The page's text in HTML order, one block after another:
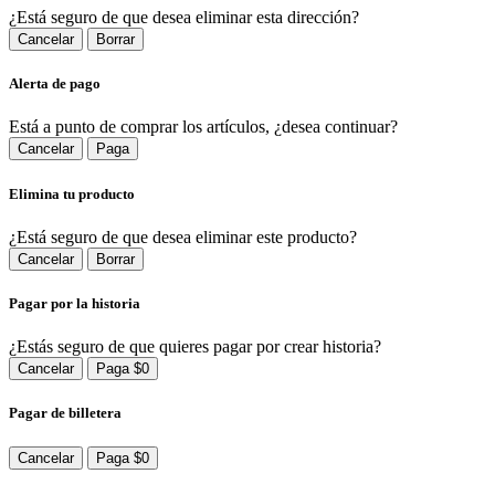
¿Está seguro de que desea eliminar esta dirección?
Cancelar Borrar
Alerta de pago
Está a punto de comprar los artículos, ¿desea continuar?
Cancelar Paga
Elimina tu producto
¿Está seguro de que desea eliminar este producto?
Cancelar Borrar
Pagar por la historia
¿Estás seguro de que quieres pagar por crear historia?
Cancelar Paga $0
Pagar de billetera
Cancelar Paga $0